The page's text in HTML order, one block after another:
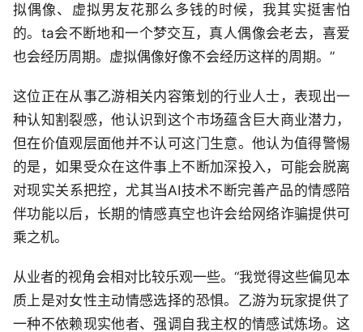
拟偶像、虚拟男友花那么多钱的时候，我其实挺害怕
的。ta会不断地和一个梦交互，真人偶像会老去，喜爱
也会经历周期。虚拟偶像好像不会经历这样的周期。”
这位正在从事乙游相关内容策划的行业人士，表现出一
种认知割裂感，他认识到这个市场蕴含巨大商业潜力，
但在价值观层面他并不认可这门生意。他认为值得警惕
的是，如果受众在这件事上不断加深投入，可能会脱离
对现实关系把控，尤其当AI技术不断完善产品的情感陪
伴功能以后，长期的情感真空也许会给网络诈骗提供可
乘之机。
从业者的视角会相对比较乐观一些。“我觉得这些偏见本
质上是对女性主动情感选择的恐惧。乙游为玩家提供了
一种不依赖现实他者、强调自我主权的情感试炼场。这